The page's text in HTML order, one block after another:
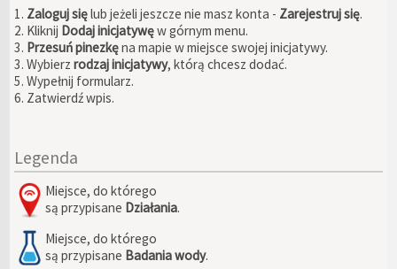
1. Zaloguj sięlub jeżeli jeszcze nie masz konta - Zarejestruj się.
2. Kliknij Dodaj inicjatywęw górnym menu.
3. Przesuń pinezkęna mapie w miejsce swojej inicjatywy.
3. Wybierzrodzaj inicjatywy, którą chcesz dodać.
5. Wypełnij formularz.
6. Zatwierdź wpis.
Legenda
Miejsce, do którego
są przypisane Działania.
Miejsce, do którego
są przypisane Badania wody.